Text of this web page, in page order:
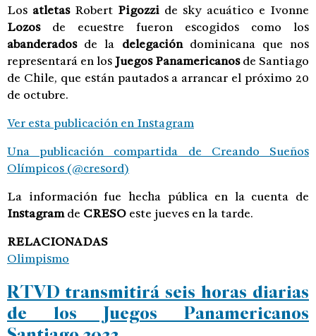
Los atletasRobert Pigozzi de sky acuático e Ivonne
Lozosde ecuestre fueron escogidos como los
abanderadosde la delegacióndominicana que nos
representará en los Juegos Panamericanosde Santiago
de Chile, que están pautados a arrancar el próximo 20
de octubre.
Ver esta publicación en Instagram
Una publicación compartida de Creando Sueños
Olímpicos (@cresord)
La información fue hecha pública en la cuenta de
Instagramde CRESO este jueves en la tarde.
RELACIONADAS
Olimpismo
RTVD transmitirá seis horas diarias
de los Juegos Panamericanos